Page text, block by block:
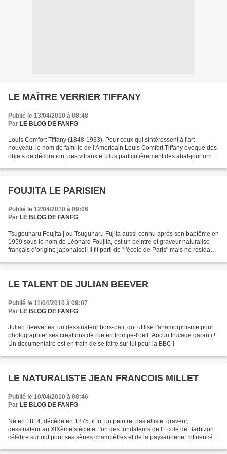
LE MAÎTRE VERRIER TIFFANY
Publié le 13/04/2010 à 08:48
Par LE BLOG DE FANFG
Louis Comfort Tiffany (1848-1933). Pour ceux qui sintéressent à l'art
nouveau, le nom de famille de l'Américain Louis Comfort Tiffany évoque des
objets de décoration, des vitraux et plus particulièrement des abat-jour ornés
FOUJITA LE PARISIEN
Publié le 12/04/2010 à 09:06
Par LE BLOG DE FANFG
Tsugouharu Foujita [ ou Tsuguharu Fujita aussi connu après son baptême en
1959 sous le nom de Léonard Foujita, est un peintre et graveur naturalisé
français d’origine japonaise!! Il fit parti de "l'école de Paris" mais ne résida
LE TALENT DE JULIAN BEEVER
Publié le 11/04/2010 à 09:07
Par LE BLOG DE FANFG
Julian Beever est un dessinateur hors-pair, qui utilise l'anamorphisme pour
photographier ses creations de rue en trompe-l'oeil. Aucun trucage garanti !
Un documentaire est en train de se faire sur lui pour la BBC !
LE NATURALISTE JEAN FRANCOIS MILLET
Publié le 10/04/2010 à 08:46
Par LE BLOG DE FANFG
Né en 1814, décédé en 1875, il fut un peintre, pastelliste, graveur,
dessinateur au XIXème siècle et l'un des fondateurs de l'Ecole de Barbizon
célèbre surtout pour ses sènes champêtres et de la paysannerie! Influencé